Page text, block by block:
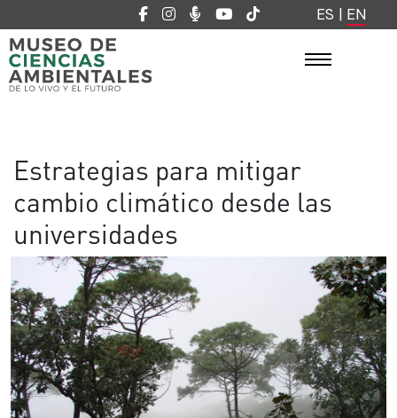
ES | EN
Estrategias para mitigar
cambio climático desde las
universidades